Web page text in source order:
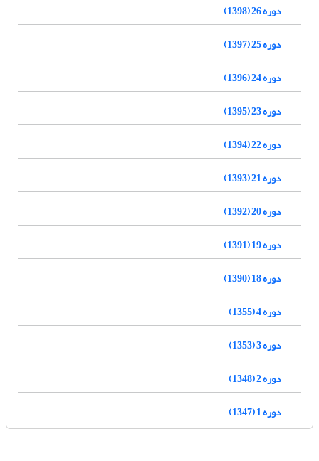
دوره 26 (1398)
دوره 25 (1397)
دوره 24 (1396)
دوره 23 (1395)
دوره 22 (1394)
دوره 21 (1393)
دوره 20 (1392)
دوره 19 (1391)
دوره 18 (1390)
دوره 4 (1355)
دوره 3 (1353)
دوره 2 (1348)
دوره 1 (1347)